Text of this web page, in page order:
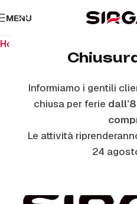
Informiamo i gentili
chiusa per ferie
Le attività
24
MENU
Home